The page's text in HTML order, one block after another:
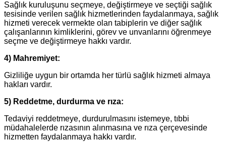
Sağlık kuruluşunu seçmeye, değiştirmeye ve seçtiği sağlık
tesisinde verilen sağlık hizmetlerinden faydalanmaya, sağlık
hizmeti verecek vermekte olan tabiplerin ve diğer sağlık
çalışanlarının kimliklerini, görev ve unvanlarını öğrenmeye
seçme ve değiştirmeye hakkı vardır.
4) Mahremiyet:
Gizliliğe uygun bir ortamda her türlü sağlık hizmeti almaya
hakları vardır.
5) Reddetme, durdurma ve rıza:
Tedaviyi reddetmeye, durdurulmasını istemeye, tıbbi
müdahalelerde rızasının alınmasına ve rıza çerçevesinde
hizmetten faydalanmaya hakkı vardır.